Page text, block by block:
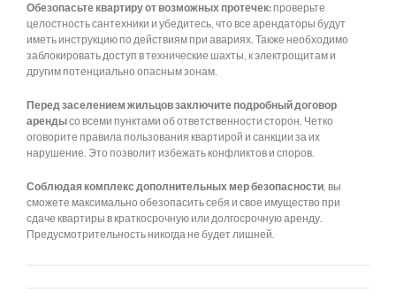
Обезопасьте квартиру от возможных протечек: проверьте
целостность сантехники и убедитесь, что все арендаторы будут
иметь инструкцию по действиям при авариях. Также необходимо
заблокировать доступ в технические шахты, к электрощитам и
другим потенциально опасным зонам.
Перед заселением жильцов заключите подробный договор
арендысо всеми пунктами об ответственности сторон. Четко
оговорите правила пользования квартирой и санкции за их
нарушение. Это позволит избежать конфликтов и споров.
Соблюдая комплекс дополнительных мер безопасности, вы
сможете максимально обезопасить себя и свое имущество при
сдаче квартиры в краткосрочную или долгосрочную аренду.
Предусмотрительность никогда не будет лишней.